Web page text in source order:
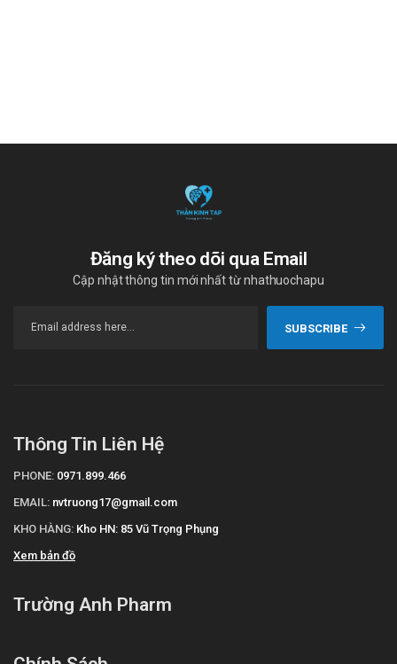
Đăng ký theo dõi qua Email
Cập nhật thông tin mới nhất từ nhathuochapu
SUBSCRIBE
Thông Tin Liên Hệ
PHONE: 0971.899.466
EMAIL: nvtruong17@gmail.com
KHO HÀNG: Kho HN: 85 Vũ Trọng Phụng
Xem bản đồ
Trường Anh Pharm